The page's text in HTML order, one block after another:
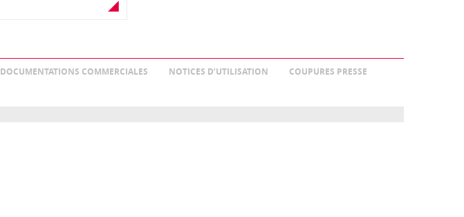
DOCUMENTATIONS COMMERCIALES NOTICES D’UTILISATION COUPURES PRESSE